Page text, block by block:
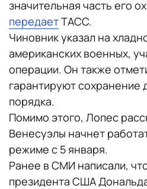
значительная часть его
передаетТАСС.
Чиновник указал на
американских военных,
операции. Он также
гарантируют сохранение
порядка.
Помимо этого, Лопес
Венесуэлы начнет
режиме с 5 января.
Ранее в СМИ написали,
президента США